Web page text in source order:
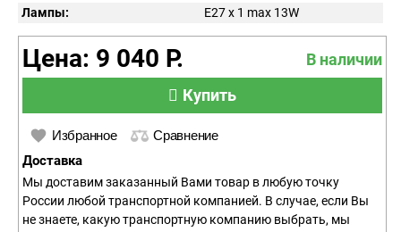
Лампы:
E27 x 1 max 13W
Цена: 9 040 Р.
В наличии
Купить
Избранное Сравнение
Доставка
Мы доставим заказанный Вами товар в любую точку
России любой транспортной компанией. В случае, если Вы
не знаете, какую транспортную компанию выбрать, мы